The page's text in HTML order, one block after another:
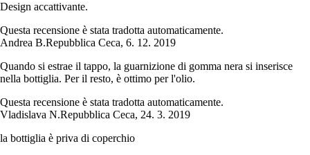
Design accattivante.
Questa recensione è stata tradotta automaticamente.
Andrea B.Repubblica Ceca, 6. 12. 2019
Quando si estrae il tappo, la guarnizione di gomma nera si inserisce
nella bottiglia. Per il resto, è ottimo per l'olio.
Questa recensione è stata tradotta automaticamente.
Vladislava N.Repubblica Ceca, 24. 3. 2019
la bottiglia è priva di coperchio